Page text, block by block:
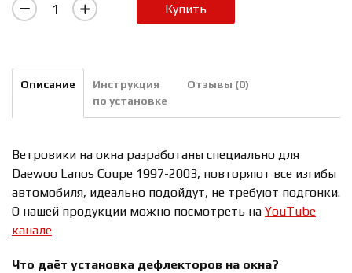
Купить
Описание
Инструкция
по установке
Отзывы (0)
Ветровики на окна разработаны специально для
Daewoo Lanos Coupe 1997-2003, повторяют все изгибы
автомобиля, идеально подойдут, не требуют подгонки.
О нашей продукции можно посмотреть на YouTube
канале
Что даёт установка дефлекторов на окна?